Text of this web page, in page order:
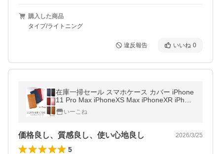
購入した商品
タイプ/ライトニング
違反報告 いいね 0
在庫一掃セール スマホケース カバー iPhone
11 Pro Max iPhoneXS Max iPhoneXR iPhon
eX/XS 手帳型ケース シンプル レザーケース
いーこね
価格良し、質感良し、使い心地良し 2026/3/25
5